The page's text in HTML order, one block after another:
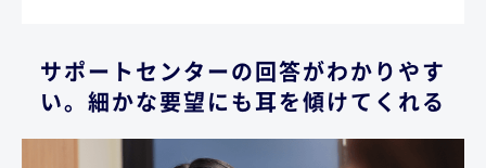
サポートセンターの回答がわかりやす
い。細かな要望にも耳を傾けてくれる